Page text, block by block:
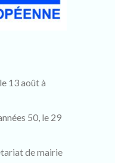
13 août à
50, le 29
de mairie